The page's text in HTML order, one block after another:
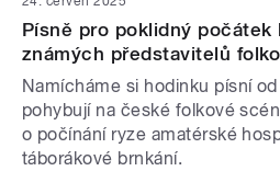
Písně pro poklidný počátek
známých představitelů
Namícháme si hodinku písní
pohybují na české folkové
o počínání ryze amatérské
táborákové brnkání.